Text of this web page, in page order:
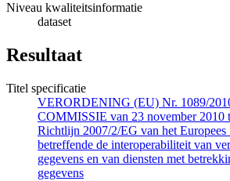
Niveau kwaliteitsinformatie
dataset
Resultaat
Titel specificatie
VERORDENING (EU) Nr. 1089/
COMMISSIE van 23 november 2010
Richtlijn 2007/2/EG van het Europees
betreffende de interoperabiliteit van
gegevens en van diensten met
gegevens